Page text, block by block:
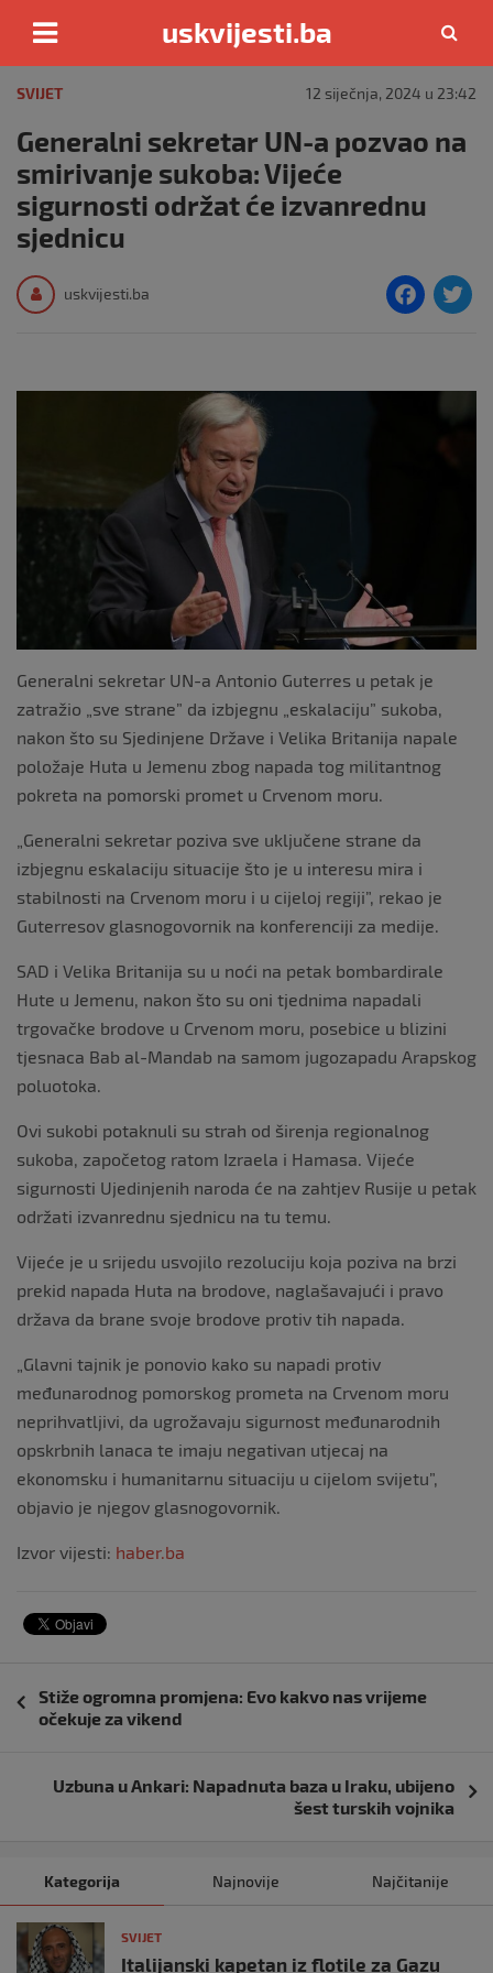
content
uskvijesti.ba
SVIJET 12 siječnja, 2024 u 23:42
Generalni sekretar UN-a pozvao na
smirivanje sukoba: Vijeće
sigurnosti održat će izvanrednu
sjednicu
uskvijesti.ba
F
e
b
Generalni sekretar UN-a Antonio Guterres u petak je
zatražio „sve strane” da izbjegnu „eskalaciju” sukoba,
nakon što su Sjedinjene Države i Velika Britanija napale
položaje Huta u Jemenu zbog napada tog militantnog
pokreta na pomorski promet u Crvenom moru.
„Generalni sekretar poziva sve uključene strane da
izbjegnu eskalaciju situacije što je u interesu mira i
stabilnosti na Crvenom moru i u cijeloj regiji”, rekao je
Guterresov glasnogovornik na konferenciji za medije.
SAD i Velika Britanija su u noći na petak bombardirale
Hute u Jemenu, nakon što su oni tjednima napadali
trgovačke brodove u Crvenom moru, posebice u blizini
tjesnaca Bab al-Mandab na samom jugozapadu Arapskog
poluotoka.
Ovi sukobi potaknuli su strah od širenja regionalnog
sukoba, započetog ratom Izraela i Hamasa. Vijeće
sigurnosti Ujedinjenih naroda će na zahtjev Rusije u petak
održati izvanrednu sjednicu na tu temu.
Vijeće je u srijedu usvojilo rezoluciju koja poziva na brzi
prekid napada Huta na brodove, naglašavajući i pravo
država da brane svoje brodove protiv tih napada.
„Glavni tajnik je ponovio kako su napadi protiv
međunarodnog pomorskog prometa na Crvenom moru
neprihvatljivi, da ugrožavaju sigurnost međunarodnih
opskrbnih lanaca te imaju negativan utjecaj na
ekonomsku i humanitarnu situaciju u cijelom svijetu”,
objavio je njegov glasnogovornik.
Izvor vijesti: haber.ba
objava
Stiže ogromna promjena: Evo kakvo nas vrijeme
očekuje za vikend
Uzbuna u Ankari: Napadnuta baza u Iraku, ubijeno
šest turskih vojnika
Kategorija Najnovije Najčitanije
SVIJET
Italijanski kapetan iz flotile za Gazu